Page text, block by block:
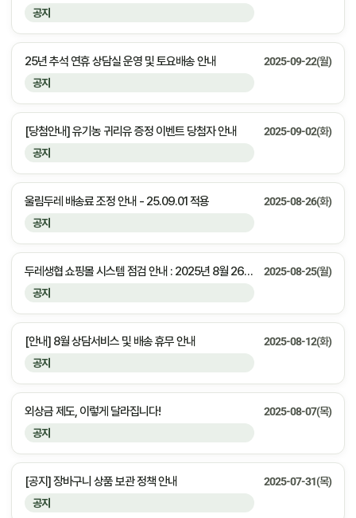
공지
공지
25년 추석 연휴 상담실 운영 및 토요배송 안내 2025-09-22(월)
공지
[당첨안내] 유기농 귀리유 증정 이벤트 당첨자 안내 2025-09-02(화)
공지
울림두레 배송료 조정 안내 - 25.09.01 적용 2025-08-26(화)
공지
두레생협 쇼핑몰 시스템 점검 안내 : 2025년 8월 26일(화) 23:00 ~ 익일 01:00 (약 2시간) 2025-08-25(월)
공지
[안내] 8월 상담서비스 및 배송 휴무 안내 2025-08-12(화)
공지
외상금 제도, 이렇게 달라집니다! 2025-08-07(목)
공지
[공지] 장바구니 상품 보관 정책 안내 2025-07-31(목)